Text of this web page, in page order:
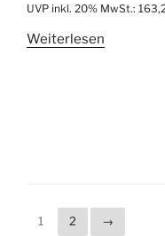
UVP inkl. 20% MwSt.:
Weiterlesen
1 2 →